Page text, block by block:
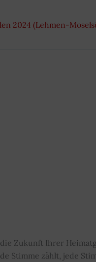
2024 (Lehmen-
Zukunft Ihrer
Stimme zählt, jede